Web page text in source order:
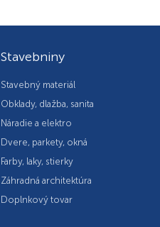
Stavebniny
Stavebný materiál
Obklady, dlažba, sanita
Náradie a elektro
Dvere, parkety, okná
Farby, laky, stierky
Záhradná architektúra
Doplnkový tovar